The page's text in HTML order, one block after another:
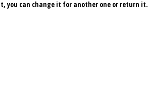
you can change it for another one or return it.